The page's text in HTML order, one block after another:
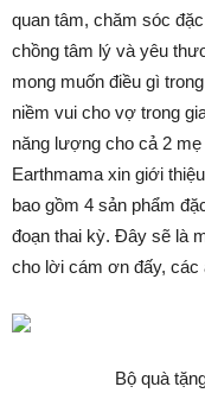
quan tâm, chăm sóc
chồng tâm lý và yêu
mong muốn điều gì
niềm vui cho vợ trong
năng lượng cho cả 2
Earthmama xin giới
bao gồm 4 sản phẩm
đoạn thai kỳ. Đây sẽ là
cho lời cám ơn đấy, các
Bộ quà